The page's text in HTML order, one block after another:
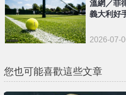
溫網／菲
義大利好
2026-07-
您也可能喜歡這些文章